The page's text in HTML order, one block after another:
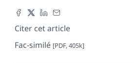
Citer cet article
Fac-similé [PDF, 405k]